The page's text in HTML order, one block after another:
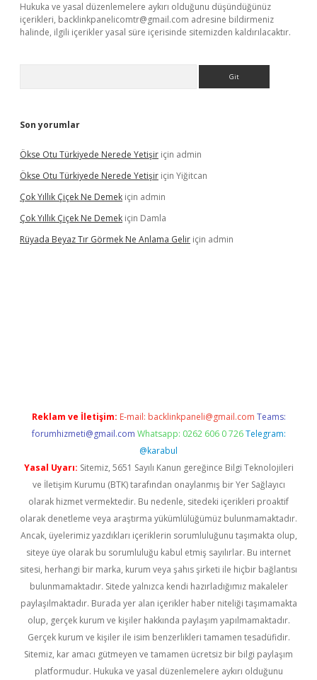
Hukuka ve yasal düzenlemelere aykırı olduğunu düşündüğünüz
içerikleri, backlinkpanelicomtr@gmail.com adresine bildirmeniz
halinde, ilgili içerikler yasal süre içerisinde sitemizden kaldırılacaktır.
Son yorumlar
Ökse Otu Türkiyede Nerede Yetişir için admin
Ökse Otu Türkiyede Nerede Yetişir için Yiğitcan
Çok Yıllık Çiçek Ne Demek için admin
Çok Yıllık Çiçek Ne Demek için Damla
Rüyada Beyaz Tır Görmek Ne Anlama Gelir için admin
Reklam ve İletişim: E-mail: backlinkpaneli@gmail.com Teams:
forumhizmeti@gmail.com Whatsapp: 0262 606 0 726 Telegram:
@karabul
Yasal Uyarı: Sitemiz, 5651 Sayılı Kanun gereğince Bilgi Teknolojileri
ve İletişim Kurumu (BTK) tarafından onaylanmış bir Yer Sağlayıcı
olarak hizmet vermektedir. Bu nedenle, sitedeki içerikleri proaktif
olarak denetleme veya araştırma yükümlülüğümüz bulunmamaktadır.
Ancak, üyelerimiz yazdıkları içeriklerin sorumluluğunu taşımakta olup,
siteye üye olarak bu sorumluluğu kabul etmiş sayılırlar. Bu internet
sitesi, herhangi bir marka, kurum veya şahıs şirketi ile hiçbir bağlantısı
bulunmamaktadır. Sitede yalnızca kendi hazırladığımız makaleler
paylaşılmaktadır. Burada yer alan içerikler haber niteliği taşımamakta
olup, gerçek kurum ve kişiler hakkında paylaşım yapılmamaktadır.
Gerçek kurum ve kişiler ile isim benzerlikleri tamamen tesadüfidir.
Sitemiz, kar amacı gütmeyen ve tamamen ücretsiz bir bilgi paylaşım
platformudur. Hukuka ve yasal düzenlemelere aykırı olduğunu